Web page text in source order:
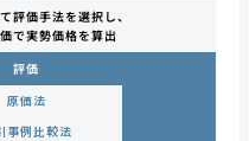
評価手法を選択し、
で実勢価格を算出
評価
原価法
事例比較法